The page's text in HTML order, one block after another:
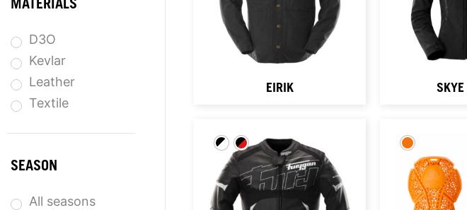
MATERIALS
D3O
Kevlar
Leather
Textile
SEASON
All seasons
EIRIK SKYE